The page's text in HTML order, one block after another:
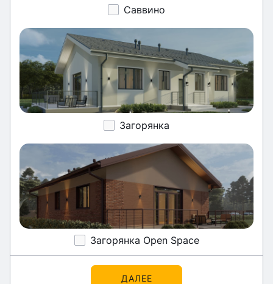
Саввино
Загорянка
Загорянка Open Space
ДАЛЕЕ